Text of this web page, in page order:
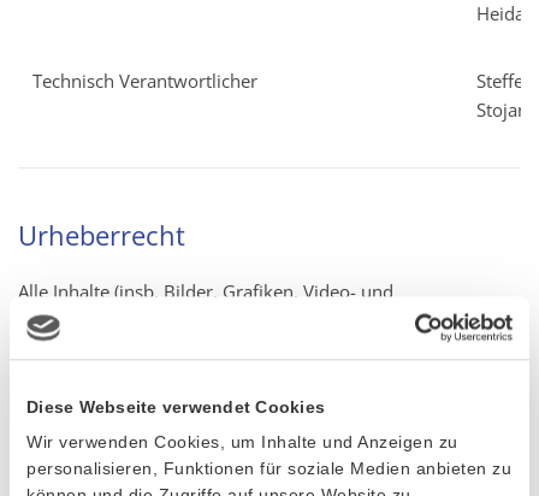
Diese Webseite verwendet Cookies
Wir verwenden Cookies, um Inhalte und Anzeigen zu
personalisieren, Funktionen für soziale Medien anbieten zu
Heidak
Technisch Verantwortlicher
Steffen
Urheberrecht
Alle Inhalte (insb. Bilder, Grafiken, Video- und
Audiosequenzen) unterliegen dem Urheberrechtsschutz.
„CURSOR Software AG” als Betreiber der Seite ist bemüht,
erstellte sowie lizenzfreie Werke (u. a. von fotolia.de und
shutterstock.com) zurückzugreifen. Sollte uns dies dennoch
nicht vollständig gelungen sein, möchten wir den